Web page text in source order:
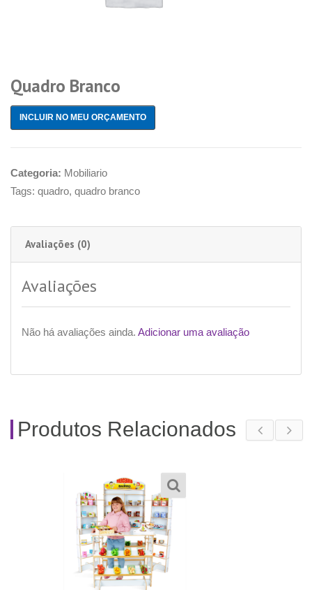
Quadro Branco
INCLUIR NO MEU ORÇAMENTO
Categoria: Mobiliario
Tags: quadro, quadro branco
Avaliações (0)
Avaliações
Não há avaliações ainda. Adicionar uma avaliação
Produtos Relacionados